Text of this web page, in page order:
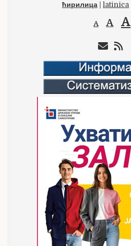
ћирилица latinica
A A A